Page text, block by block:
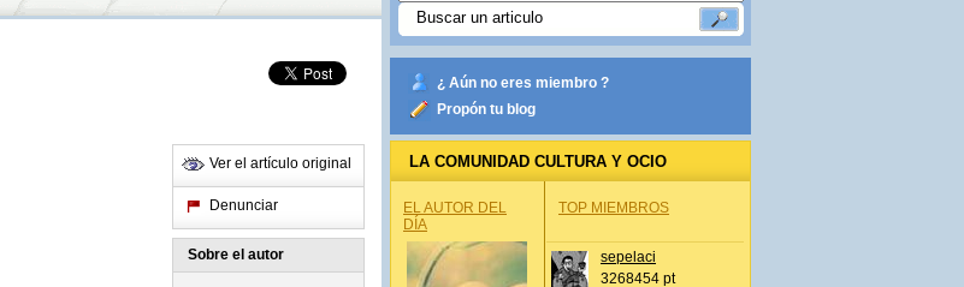
Ver el artículo original
Denunciar
Sobre el autor
¿ Aún no eres miembro ?
Propón tu blog
LA COMUNIDAD CULTURA Y OCIO
EL AUTOR DEL
DÍA
TOP MIEMBROS
sepelaci
3268454 pt